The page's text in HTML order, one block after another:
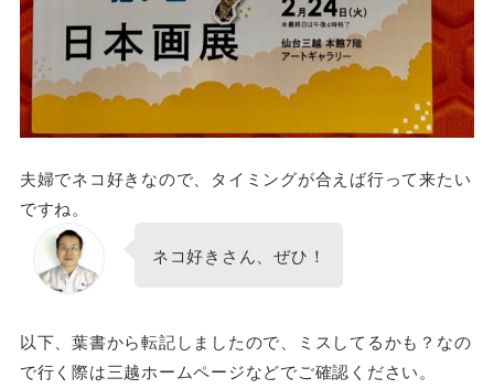
夫婦でネコ好きなので、タイミングが合えば行って来たい
ですね。
ネコ好きさん、ぜひ！
以下、葉書から転記しましたので、ミスしてるかも？なの
で行く際は三越ホームページなどでご確認ください。